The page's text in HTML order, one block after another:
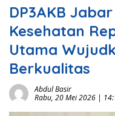
DP3AKB
Kesehatan
Utama
Berkualitas
Abdul Basir
Rabu, 20 Mei 2026 |